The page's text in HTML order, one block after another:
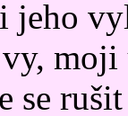
jeho
moji
se